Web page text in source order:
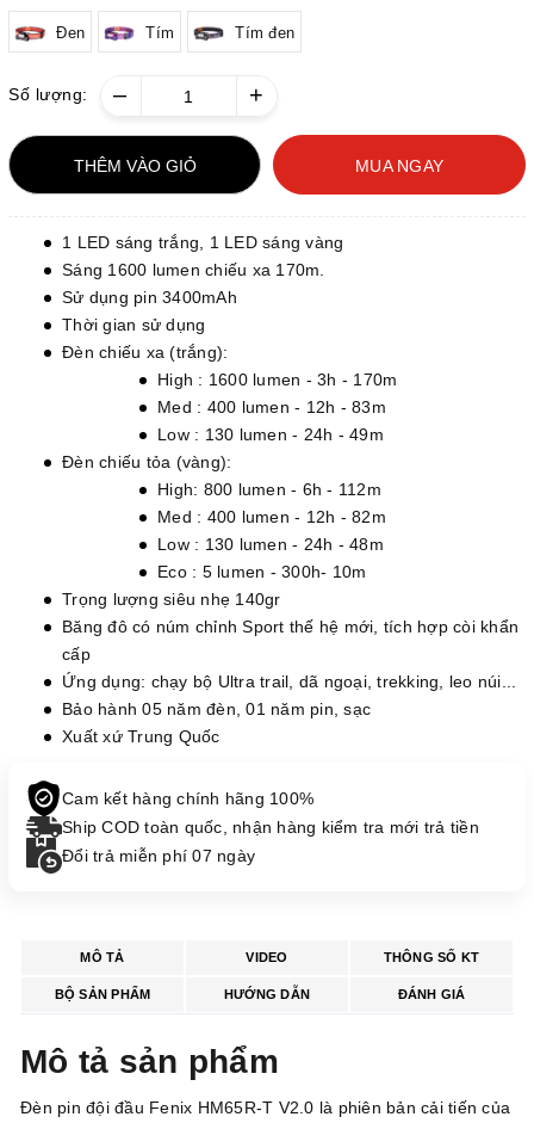
Đen Tím Tím đen
Số lượng: – +
THÊM VÀO GIỎ MUA NGAY
1 LED sáng trắng, 1 LED sáng vàng
Sáng 1600 lumen chiếu xa 170m.
Sử dụng pin 3400mAh
Thời gian sử dụng
Đèn chiếu xa (trắng):
High : 1600 lumen - 3h - 170m
Med : 400 lumen - 12h - 83m
Low : 130 lumen - 24h - 49m
Đèn chiếu tỏa (vàng):
High: 800 lumen - 6h - 112m
Med : 400 lumen - 12h - 82m
Low : 130 lumen - 24h - 48m
Eco : 5 lumen - 300h- 10m
Trọng lượng siêu nhẹ 140gr
Băng đô có núm chỉnh Sport thế hệ mới, tích hợp còi khẩn
cấp
Ứng dụng: chạy bộ Ultra trail, dã ngoại, trekking, leo núi...
Bảo hành 05 năm đèn, 01 năm pin, sạc
Xuất xứ Trung Quốc
Cam kết hàng chính hãng 100%
Ship COD toàn quốc, nhận hàng kiểm tra mới trả tiền
Đổi trả miễn phí 07 ngày
MÔ TẢ VIDEO THÔNG SỐ KT
BỘ SẢN PHẨM HƯỚNG DẪN ĐÁNH GIÁ
Mô tả sản phẩm
Đèn pin đội đầu Fenix HM65R-T V2.0 là phiên bản cải tiến của